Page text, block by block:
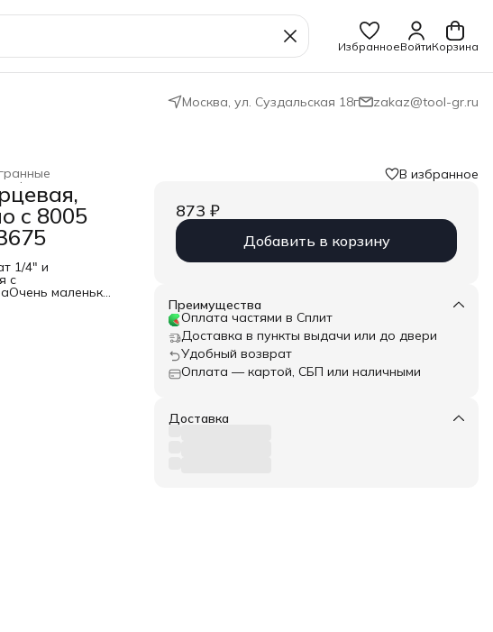
ИзбранноеВойтиКорзина
Москва, ул. Суздальская 18г zakaz@tool-gr.ru
›
с 8005
1/4" и
с
маленькая
работыДля
Mini 2 и 1/4"
В избранное
873 ₽
Добавить в корзину
Преимущества
Оплата частями в Сплит
Доставка в пункты выдачи или до двери
Удобный возврат
Оплата — картой, СБП или наличными
Доставка